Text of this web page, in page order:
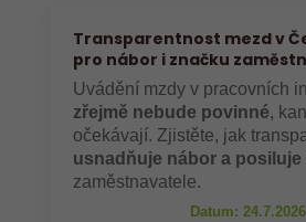
Transparentnost mezd v
pro nábor i značku
Uvádění mzdy v pracovních
zřejmě nebude povinné,
očekávají. Zjistěte, jak
usnadňuje nábor a posiluje
zaměstnavatele.
Datum: 24.7.2026